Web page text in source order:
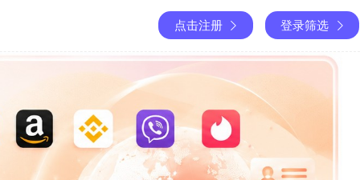
点击注册 登录筛选